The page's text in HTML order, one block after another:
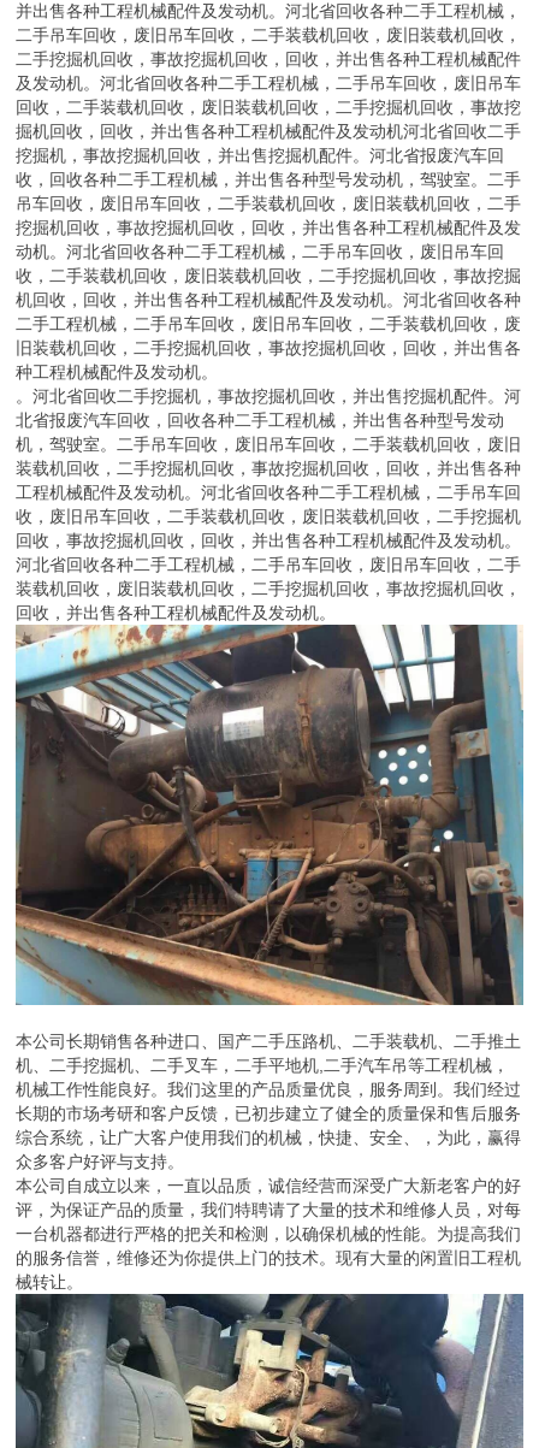
并出售各种工程机械配件及发动机。河北省回收各种二手工程机械，
二手吊车回收，废旧吊车回收，二手装载机回收，废旧装载机回收，
二手挖掘机回收，事故挖掘机回收，回收，并出售各种工程机械配件
及发动机。河北省回收各种二手工程机械，二手吊车回收，废旧吊车
回收，二手装载机回收，废旧装载机回收，二手挖掘机回收，事故挖
掘机回收，回收，并出售各种工程机械配件及发动机河北省回收二手
挖掘机，事故挖掘机回收，并出售挖掘机配件。河北省报废汽车回
收，回收各种二手工程机械，并出售各种型号发动机，驾驶室。二手
吊车回收，废旧吊车回收，二手装载机回收，废旧装载机回收，二手
挖掘机回收，事故挖掘机回收，回收，并出售各种工程机械配件及发
动机。河北省回收各种二手工程机械，二手吊车回收，废旧吊车回
收，二手装载机回收，废旧装载机回收，二手挖掘机回收，事故挖掘
机回收，回收，并出售各种工程机械配件及发动机。河北省回收各种
二手工程机械，二手吊车回收，废旧吊车回收，二手装载机回收，废
旧装载机回收，二手挖掘机回收，事故挖掘机回收，回收，并出售各
种工程机械配件及发动机。
。河北省回收二手挖掘机，事故挖掘机回收，并出售挖掘机配件。河
北省报废汽车回收，回收各种二手工程机械，并出售各种型号发动
机，驾驶室。二手吊车回收，废旧吊车回收，二手装载机回收，废旧
装载机回收，二手挖掘机回收，事故挖掘机回收，回收，并出售各种
工程机械配件及发动机。河北省回收各种二手工程机械，二手吊车回
收，废旧吊车回收，二手装载机回收，废旧装载机回收，二手挖掘机
回收，事故挖掘机回收，回收，并出售各种工程机械配件及发动机。
河北省回收各种二手工程机械，二手吊车回收，废旧吊车回收，二手
装载机回收，废旧装载机回收，二手挖掘机回收，事故挖掘机回收，
回收，并出售各种工程机械配件及发动机。
本公司长期销售各种进口、国产二手压路机、二手装载机、二手推土
机、二手挖掘机、二手叉车，二手平地机,二手汽车吊等工程机械，
机械工作性能良好。我们这里的产品质量优良，服务周到。我们经过
长期的市场考研和客户反馈，已初步建立了健全的质量保和售后服务
综合系统，让广大客户使用我们的机械，快捷、安全、，为此，赢得
众多客户好评与支持。
本公司自成立以来，一直以品质，诚信经营而深受广大新老客户的好
评，为保证产品的质量，我们特聘请了大量的技术和维修人员，对每
一台机器都进行严格的把关和检测，以确保机械的性能。为提高我们
的服务信誉，维修还为你提供上门的技术。现有大量的闲置旧工程机
械转让。